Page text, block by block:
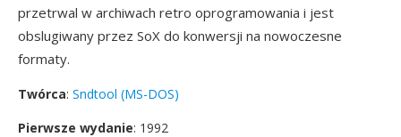
przetrwal w archiwach retro oprogramowania i jest
obslugiwany przez SoX do konwersji na nowoczesne
formaty.
Twórca: Sndtool (MS-DOS)
Pierwsze wydanie: 1992